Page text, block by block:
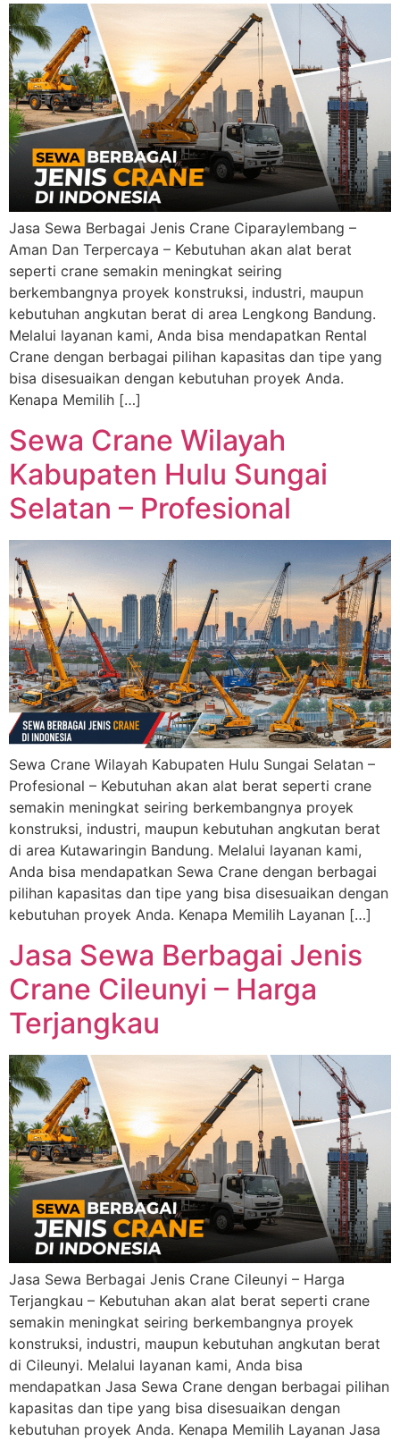
Jasa Sewa Berbagai Jenis Crane Ciparaylembang –
Aman Dan Terpercaya – Kebutuhan akan alat berat
seperti crane semakin meningkat seiring
berkembangnya proyek konstruksi, industri, maupun
kebutuhan angkutan berat di area Lengkong Bandung.
Melalui layanan kami, Anda bisa mendapatkan Rental
Crane dengan berbagai pilihan kapasitas dan tipe yang
bisa disesuaikan dengan kebutuhan proyek Anda.
Kenapa Memilih […]
Sewa Crane Wilayah
Kabupaten Hulu Sungai
Selatan – Profesional
Sewa Crane Wilayah Kabupaten Hulu Sungai Selatan –
Profesional – Kebutuhan akan alat berat seperti crane
semakin meningkat seiring berkembangnya proyek
konstruksi, industri, maupun kebutuhan angkutan berat
di area Kutawaringin Bandung. Melalui layanan kami,
Anda bisa mendapatkan Sewa Crane dengan berbagai
pilihan kapasitas dan tipe yang bisa disesuaikan dengan
kebutuhan proyek Anda. Kenapa Memilih Layanan […]
Jasa Sewa Berbagai Jenis
Crane Cileunyi – Harga
Terjangkau
Jasa Sewa Berbagai Jenis Crane Cileunyi – Harga
Terjangkau – Kebutuhan akan alat berat seperti crane
semakin meningkat seiring berkembangnya proyek
konstruksi, industri, maupun kebutuhan angkutan berat
di Cileunyi. Melalui layanan kami, Anda bisa
mendapatkan Jasa Sewa Crane dengan berbagai pilihan
kapasitas dan tipe yang bisa disesuaikan dengan
kebutuhan proyek Anda. Kenapa Memilih Layanan Jasa